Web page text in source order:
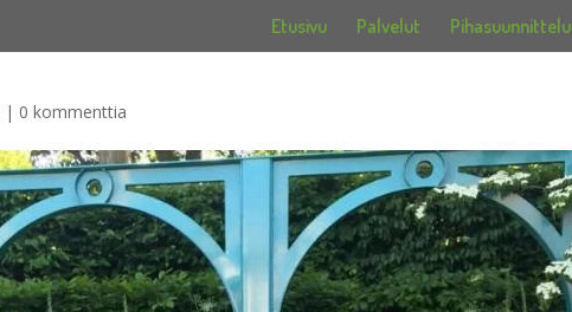
Etusivu Palvelut Pihasuunnittelu
| 0 kommenttia